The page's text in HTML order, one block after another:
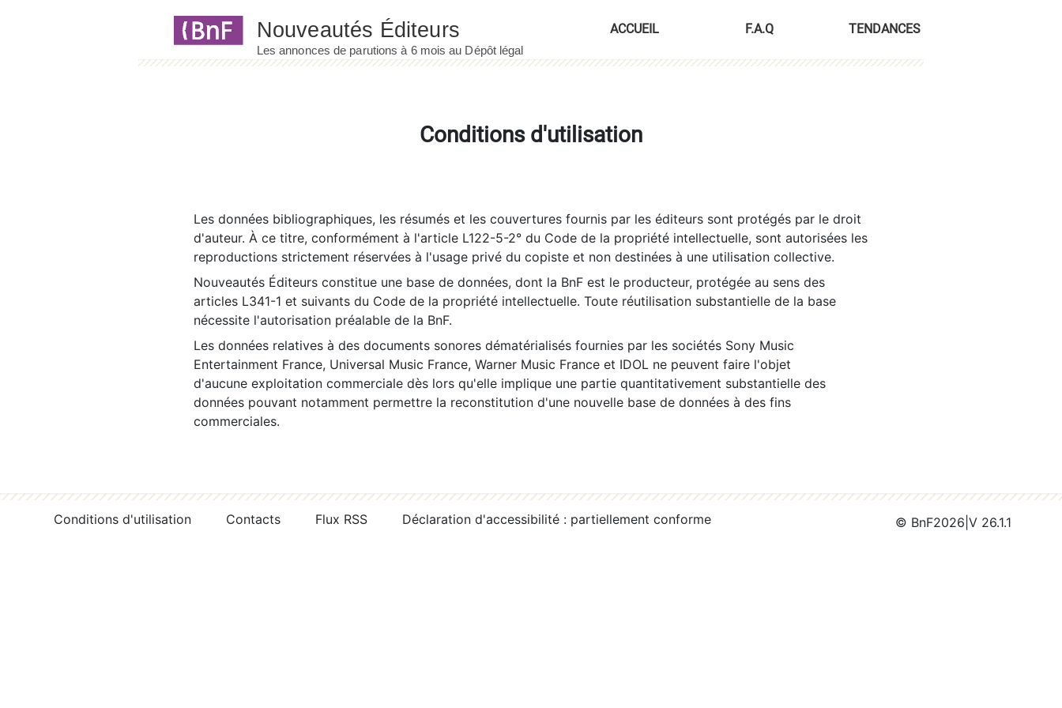
ACCUEIL F.A.Q TENDANCES
Conditions d'utilisation
Les données bibliographiques, les résumés et les couvertures fournis par les éditeurs sont protégés par le droit
d'auteur. À ce titre, conformément à l'article L122-5-2° du Code de la propriété intellectuelle, sont autorisées les
reproductions strictement réservées à l'usage privé du copiste et non destinées à une utilisation collective.
Nouveautés Éditeurs constitue une base de données, dont la BnF est le producteur, protégée au sens des
articles L341-1 et suivants du Code de la propriété intellectuelle. Toute réutilisation substantielle de la base
nécessite l'autorisation préalable de la BnF.
Les données relatives à des documents sonores dématérialisés fournies par les sociétés Sony Music
Entertainment France, Universal Music France, Warner Music France et IDOL ne peuvent faire l'objet
d'aucune exploitation commerciale dès lors qu'elle implique une partie quantitativement substantielle des
données pouvant notamment permettre la reconstitution d'une nouvelle base de données à des fins
commerciales.
Conditions d'utilisation Contacts Flux RSS Déclaration d'accessibilité : partiellement conforme © BnF2026 V 26.1.1